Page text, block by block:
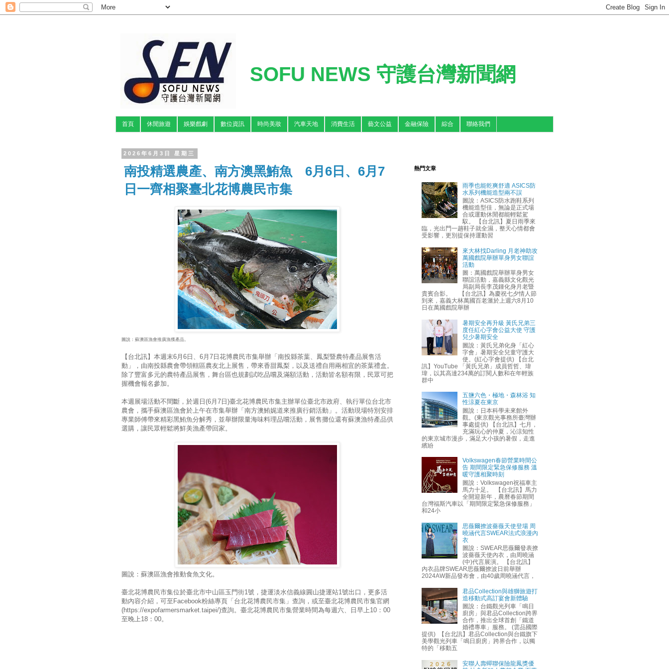
SOFU NEWS 守護台灣新聞網
首頁 休閒旅遊 娛樂戲劇 數位資訊 時尚美妝 汽車天地 消費生活 藝文公益 金融保險 綜合 聯絡我們
2026年6月3日 星期三
南投精選農產、南方澳黑鮪魚 6月6日、6月7
日一齊相聚臺北花博農民市集
圖說：蘇澳區漁會推廣漁獲產品。
【台北訊】本週末6月6日、6月7日花博農民市集舉辦「南投縣茶葉、鳳梨暨農特產品展售活
動」，由南投縣農會帶領轄區農友北上展售，帶來香甜鳳梨，以及送禮自用兩相宜的茶葉禮盒。
除了豐富多元的農特產品展售，舞台區也規劃試吃品嚐及滿額活動，活動皆名額有限，民眾可把
握機會報名參加。
本週展場活動不間斷，於週日(6月7日)臺北花博農民市集主辦單位臺北市政府、執行單位台北市
農會，攜手蘇澳區漁會於上午在市集舉辦「南方澳鮪娓道來推廣行銷活動」。活動現場特別安排
專業師傅帶來精彩黑鮪魚分解秀，並舉辦限量海味料理品嚐活動，展售攤位還有蘇澳漁特產品供
選購，讓民眾輕鬆將鮮美漁產帶回家。
圖說：蘇澳區漁會推動食魚文化。
臺北花博農民市集位於臺北市中山區玉門街1號，捷運淡水信義線圓山捷運站1號出口，更多活
動內容介紹，可至Facebook粉絲專頁「台北花博農民市集」查詢，或至臺北花博農民市集官網
(https://expofarmersmarket.taipei/)查詢。臺北花博農民市集營業時間為每週六、日早上10：00
至晚上18：00。
熱門文章
雨季也能乾爽舒適 ASICS防
水系列機能造型兩不誤
圖說：ASICS防水跑鞋系列
機能造型佳，無論是正式場
合或運動休閒都能輕鬆駕
馭。 【台北訊】夏日雨季來
臨，光出門一趟鞋子就全濕，整天心情都會
受影響，更別提保持運動習
來大林找Darling 月老神助攻
萬國戲院舉辦單身男女聯誼
活動
圖：萬國戲院舉辦單身男女
聯誼活動，嘉義縣文化觀光
局副局長李茂鍾化身月老暨
貴賓合影。 【台北訊】為慶祝七夕情人節
到來，嘉義大林萬國百老滙於上週六8月10
日在萬國戲院舉辦
暑期安全再升級 黃氏兄弟三
度任紅心字會公益大使 守護
兒少暑期安全
圖說：黃氏兄弟化身「紅心
字會」暑期安全兒童守護大
使。(紅心字會提供) 【台北
訊】YouTube 「黃氏兄弟」成員哲哲、瑋
瑋，以其高達234萬的訂閱人數和在年輕族
群中
五鹽六色・極地・森林浴 知
性涼夏在東京
圖說：日本科學未來館外
觀。(東京觀光事務所臺灣辦
事處提供) 【台北訊】七月，
充滿玩心的仲夏，沁涼知性
的東京城市漫步，滿足大小孩的暑假，走進
繽紛
Volkswagen春節營業時間公
告 期間限定緊急保修服務 溫
暖守護相聚時刻
圖說：Volkswagen祝福車主
馬力十足。 【台北訊】馬力
全開迎新年，農曆春節期間
台灣福斯汽車以「期間限定緊急保修服務」
和24小
思薇爾撩波薔薇天使登場 周
曉涵代言SWEAR法式浪漫內
衣
圖說：SWEAR思薇爾發表撩
波薔薇天使內衣，由周曉涵
(中)代言展演。 【台北訊】
內衣品牌SWEAR思薇爾撩波日前舉辦
2024AW新品發布會，由40歲周曉涵代言，
君品Collection與雄獅旅遊打
造移動式高訂宴會新體驗
圖說：台鐵觀光列車「鳴日
廚房」與君品Collection跨界
合作，推出全球首創「鐵道
婚禮專車」服務。 (雲品國際
提供) 【台北訊】君品Collection與台鐵旗下
美學觀光列車「鳴日廚房」跨界合作，以獨
特的「移動五
安聯人壽蟬聯保險龍鳳獎優